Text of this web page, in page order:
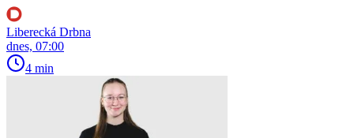
Liberecká Drbna
dnes, 07:00
4 min